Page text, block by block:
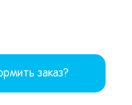
заказ?